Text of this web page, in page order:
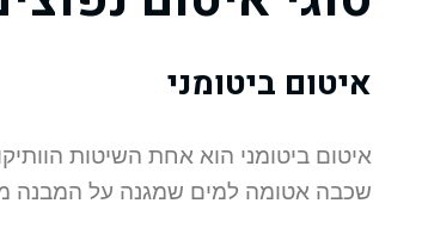
איטום ביטומני
איטום ביטומני הוא אחת השיטות
שכבה אטומה למים שמגנה על המבנה